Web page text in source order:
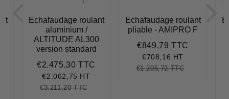
Echafaudage roulant
aluminium /
ALTITUDE AL300
version standard
Prix
réduit
€2.475,30 TTC
€2.062,75 HT
Prix
€3.211,20 TTC€3.211,20
Echafaudage roulant
pliable - AMIPRO F
Prix
réduit
€849,79 TTC
€708,16 HT
Prix
€1.205,72 TTC€1.205,72